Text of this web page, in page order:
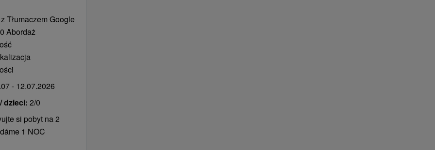
menu w godz.
jest też kawiarnia
miejscem do
lub lampce wina.
tygodniu) w hotelu
muzyką, a w lecie
rampą i
wellness.
domowymi za
Tłumaczem Google
Abordaż
- 12.07.2026
dzieci: 2/0
si pobyt na 2
1 NOC